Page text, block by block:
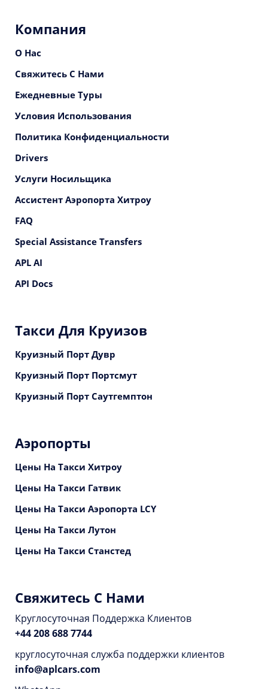
Компания
О Нас
Свяжитесь С Нами
Ежедневные Туры
Условия Использования
Политика Конфиденциальности
Drivers
Услуги Носильщика
Ассистент Аэропорта Хитроу
FAQ
Special Assistance Transfers
APL AI
API Docs
Такси Для Круизов
Круизный Порт Дувр
Круизный Порт Портсмут
Круизный Порт Саутгемптон
Аэропорты
Цены На Такси Хитроу
Цены На Такси Гатвик
Цены На Такси Аэропорта LCY
Цены На Такси Лутон
Цены На Такси Станстед
Свяжитесь С Нами
Круглосуточная Поддержка Клиентов
+44 208 688 7744
круглосуточная служба поддержки клиентов
info@aplcars.com